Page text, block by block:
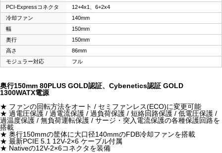
PCI-Expressコネクタ
12+4x1、6+2x4
冷却ファン
140mm
幅
150mm
奥行
150mm
高さ
86mm
モジュラー対応
フル
奥行150mm 80PLUS GOLD認証、Cybenetics認証 GOLD
1300WATX電源
★ ファンの回転方法をオート / セミファンレス(ECO)に変更可能
★ 過電圧保護 / 過電流保護 / 過負荷保護 / 短絡回路保護 / 低電圧保護 /
過温度保護 / 無負荷運転保護 / サージ・突入電流保護の各種保護回路を
搭載
★ 奥行150mmの筐体に大口径140mmのFDB冷却ファンを搭載
★ 最新PCIE 5.1 12V-2×6 ケーブル付属
★ Nativeの12V-2×6コネクタを装備